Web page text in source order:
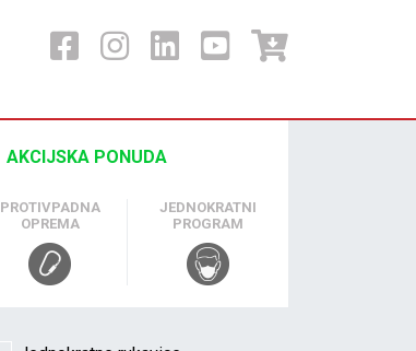
AKCIJSKA PONUDA
PROTIVPADNA
OPREMA
JEDNOKRATNI
PROGRAM